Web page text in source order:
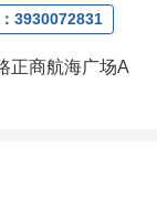
3930072831
正商航海广场A